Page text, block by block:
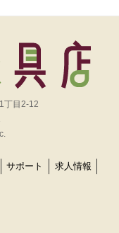
丁目2-12
サポート
求人情報